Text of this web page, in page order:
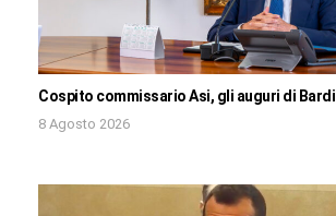
Cospito commissario Asi, gli auguri di Bardi
8 Agosto 2026